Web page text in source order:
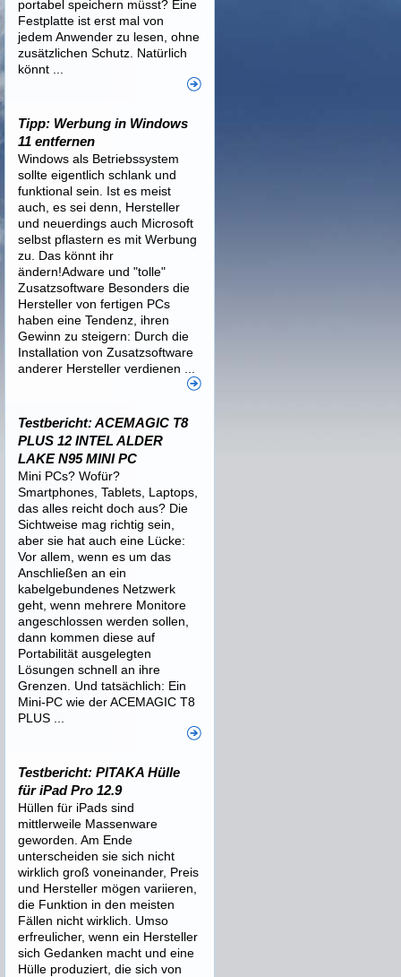
portabel speichern müsst? Eine
Festplatte ist erst mal von
jedem Anwender zu lesen, ohne
zusätzlichen Schutz. Natürlich
könnt ...
Tipp: Werbung in Windows
11 entfernen
Windows als Betriebssystem
sollte eigentlich schlank und
funktional sein. Ist es meist
auch, es sei denn, Hersteller
und neuerdings auch Microsoft
selbst pflastern es mit Werbung
zu. Das könnt ihr
ändern!Adware und "tolle"
Zusatzsoftware Besonders die
Hersteller von fertigen PCs
haben eine Tendenz, ihren
Gewinn zu steigern: Durch die
Installation von Zusatzsoftware
anderer Hersteller verdienen ...
Testbericht: ACEMAGIC T8
PLUS 12 INTEL ALDER
LAKE N95 MINI PC
Mini PCs? Wofür?
Smartphones, Tablets, Laptops,
das alles reicht doch aus? Die
Sichtweise mag richtig sein,
aber sie hat auch eine Lücke:
Vor allem, wenn es um das
Anschließen an ein
kabelgebundenes Netzwerk
geht, wenn mehrere Monitore
angeschlossen werden sollen,
dann kommen diese auf
Portabilität ausgelegten
Lösungen schnell an ihre
Grenzen. Und tatsächlich: Ein
Mini-PC wie der ACEMAGIC T8
PLUS ...
Testbericht: PITAKA Hülle
für iPad Pro 12.9
Hüllen für iPads sind
mittlerweile Massenware
geworden. Am Ende
unterscheiden sie sich nicht
wirklich groß voneinander, Preis
und Hersteller mögen variieren,
die Funktion in den meisten
Fällen nicht wirklich. Umso
erfreulicher, wenn ein Hersteller
sich Gedanken macht und eine
Hülle produziert, die sich von